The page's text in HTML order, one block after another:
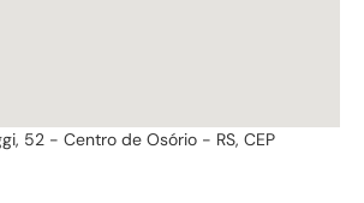
52 - Centro de Osório - RS, CEP